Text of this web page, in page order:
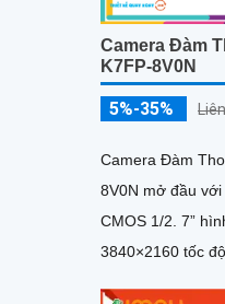
Camera Đàm
K7FP-8V0N
5%-35%
Camera Đàm
8V0N mở đầu
CMOS 1/2. 7”
3840×2160 tốc